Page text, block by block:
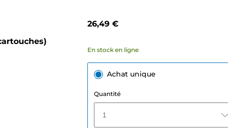
26,49 €
En stock en ligne
Achat unique
Quantité
1